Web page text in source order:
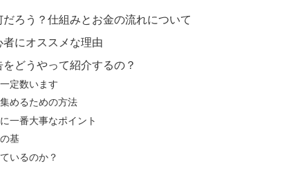
ろう？仕組みとお金の流れについて
にオススメな理由
どうやって紹介するの？
定数います
めるための方法
一番大事なポイント
基
いるのか？